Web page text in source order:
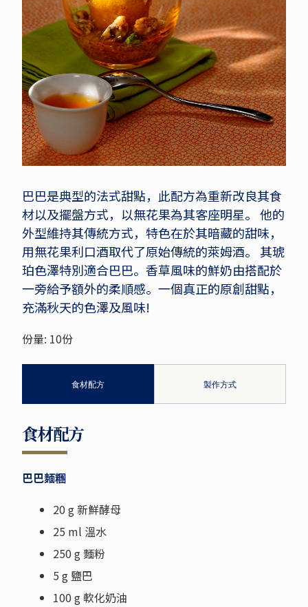
巴巴是典型的法式甜點，此配方為重新改良其食
材以及擺盤方式，以無花果為其客座明星。 他的
外型維持其傳統方式，特色在於其暗藏的甜味，
用無花果利口酒取代了原始傳統的萊姆酒。 其琥
珀色澤特別適合巴巴。香草風味的鮮奶由搭配於
一旁給予額外的柔順感。一個真正的原創甜點，
充滿秋天的色澤及風味!
份量: 10份
食材配方 製作方式
食材配方
巴巴麵糰
20 g 新鮮酵母
25 ml 溫水
250 g 麵粉
5 g 鹽巴
100 g 軟化奶油